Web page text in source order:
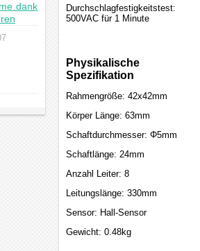
dank
Durchschlagfestigkeitstest:
500VAC für 1 Minute
Physikalische
Spezifikation
Rahmengröße: 42x42mm
Körper Länge: 63mm
Schaftdurchmesser: Φ5mm
Schaftlänge: 24mm
Anzahl Leiter: 8
Leitungslänge: 330mm
Sensor: Hall-Sensor
Gewicht: 0.48kg